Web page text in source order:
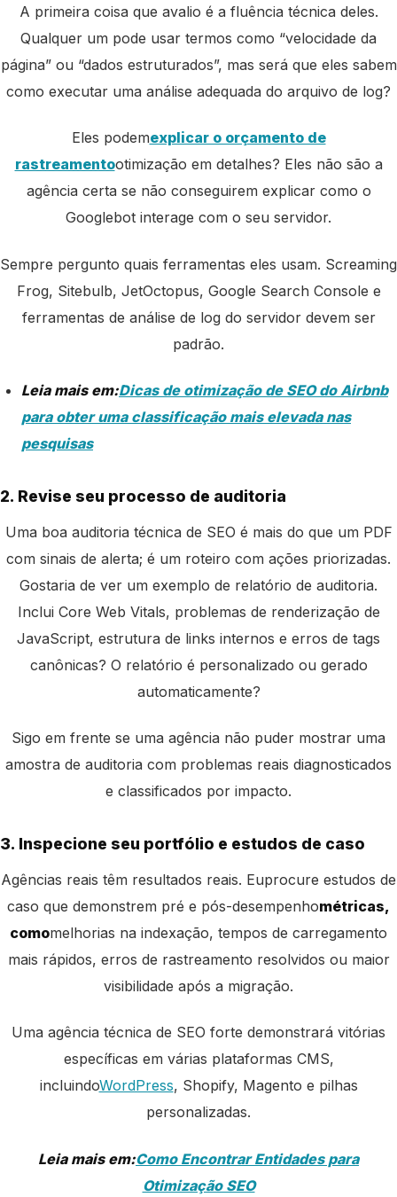
A primeira coisa que avalio é a fluência técnica deles.
Qualquer um pode usar termos como “velocidade da
página” ou “dados estruturados”, mas será que eles sabem
como executar uma análise adequada do arquivo de log?
Eles podemexplicar o orçamento de
rastreamentootimização em detalhes? Eles não são a
agência certa se não conseguirem explicar como o
Googlebot interage com o seu servidor.
Sempre pergunto quais ferramentas eles usam. Screaming
Frog, Sitebulb, JetOctopus, Google Search Console e
ferramentas de análise de log do servidor devem ser
padrão.
Leia mais em:Dicas de otimização de SEO do Airbnb
para obter uma classificação mais elevada nas
pesquisas
2. Revise seu processo de auditoria
Uma boa auditoria técnica de SEO é mais do que um PDF
com sinais de alerta; é um roteiro com ações priorizadas.
Gostaria de ver um exemplo de relatório de auditoria.
Inclui Core Web Vitals, problemas de renderização de
JavaScript, estrutura de links internos e erros de tags
canônicas? O relatório é personalizado ou gerado
automaticamente?
Sigo em frente se uma agência não puder mostrar uma
amostra de auditoria com problemas reais diagnosticados
e classificados por impacto.
3. Inspecione seu portfólio e estudos de caso
Agências reais têm resultados reais. Euprocure estudos de
caso que demonstrem pré e pós-desempenhométricas,
comomelhorias na indexação, tempos de carregamento
mais rápidos, erros de rastreamento resolvidos ou maior
visibilidade após a migração.
Uma agência técnica de SEO forte demonstrará vitórias
específicas em várias plataformas CMS,
incluindoWordPress, Shopify, Magento e pilhas
personalizadas.
Leia mais em:Como Encontrar Entidades para
Otimização SEO